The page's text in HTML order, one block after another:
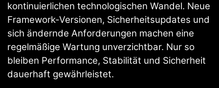
kontinuierlichen technologischen Wandel. Neue
Framework-Versionen, Sicherheitsupdates und
sich ändernde Anforderungen machen eine
regelmäßige Wartung unverzichtbar. Nur so
bleiben Performance, Stabilität und Sicherheit
dauerhaft gewährleistet.